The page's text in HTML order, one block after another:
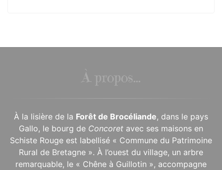
À propos...
À la lisière de la Forêt de Brocéliande, dans le pays
Gallo, le bourg de Concoret avec ses maisons en
Schiste Rouge est labellisé « Commune du Patrimoine
Rural de Bretagne ». À l’ouest du village, un arbre
remarquable, le « Chêne à Guillotin », accompagne